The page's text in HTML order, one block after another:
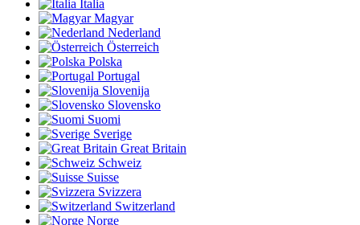
Italia
Magyar
Nederland
Österreich
Polska
Portugal
Slovenija
Slovensko
Suomi
Sverige
Great Britain
Schweiz
Suisse
Svizzera
Switzerland
Norge